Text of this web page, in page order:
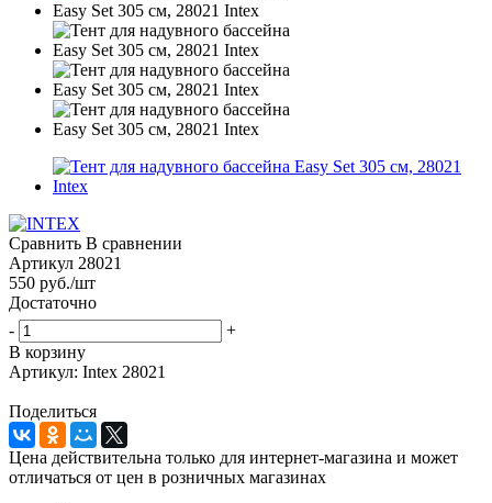
Сравнить В сравнении
Артикул 28021
550 руб./шт
Достаточно
-
+
В корзину
Артикул: Intex 28021
Поделиться
Цена действительна только для интернет-магазина и может
отличаться от цен в розничных магазинах